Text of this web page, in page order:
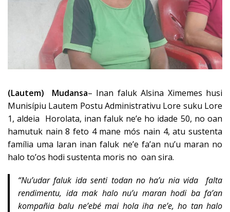
(Lautem) Mudansa– Inan faluk Alsina Ximemes husi
Munisípiu Lautem Postu Administrativu Lore suku Lore
1, aldeia Horolata, inan faluk ne’e ho idade 50, no oan
hamutuk nain 8 feto 4 mane mós nain 4, atu sustenta
família uma laran inan faluk ne’e fa’an nu’u maran no
halo to’os hodi sustenta moris no oan sira.
“Nu’udar faluk ida senti todan no ha’u nia vida falta
rendimentu, ida mak halo nu’u maran hodi ba fa’an
kompañia balu ne’ebé mai hola iha ne’e, ho tan halo